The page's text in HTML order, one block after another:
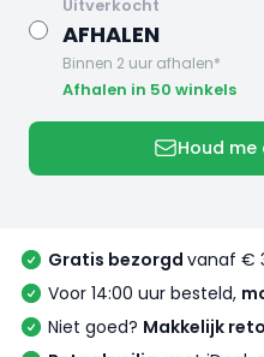
uitverkocht
AFHALEN
Binnen 2 uur afhalen*
Afhalen in 50 winkels
Houd
Gratis bezorgd vanaf €
Voor 14:00 uur besteld,
Niet goed? Makkelijk